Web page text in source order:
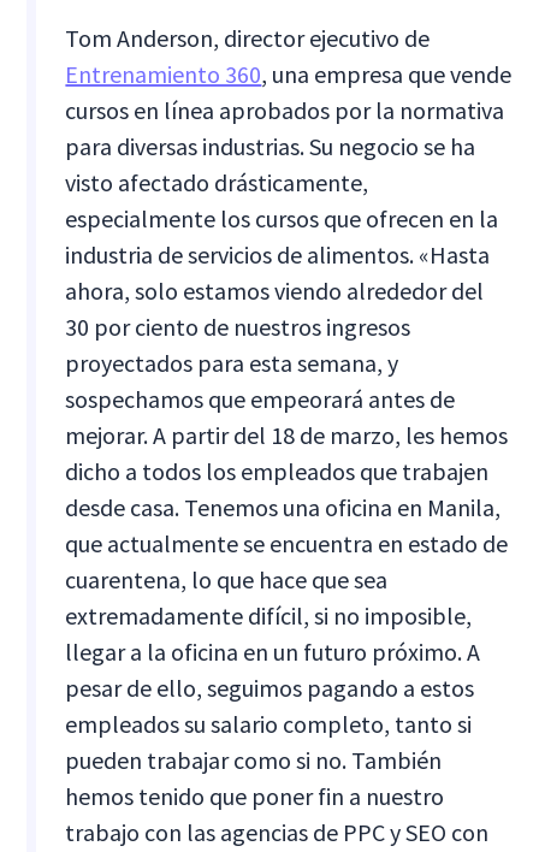
Tom Anderson, director ejecutivo de
Entrenamiento 360, una empresa que vende
cursos en línea aprobados por la normativa
para diversas industrias. Su negocio se ha
visto afectado drásticamente,
especialmente los cursos que ofrecen en la
industria de servicios de alimentos. «Hasta
ahora, solo estamos viendo alrededor del
30 por ciento de nuestros ingresos
proyectados para esta semana, y
sospechamos que empeorará antes de
mejorar. A partir del 18 de marzo, les hemos
dicho a todos los empleados que trabajen
desde casa. Tenemos una oficina en Manila,
que actualmente se encuentra en estado de
cuarentena, lo que hace que sea
extremadamente difícil, si no imposible,
llegar a la oficina en un futuro próximo. A
pesar de ello, seguimos pagando a estos
empleados su salario completo, tanto si
pueden trabajar como si no. También
hemos tenido que poner fin a nuestro
trabajo con las agencias de PPC y SEO con